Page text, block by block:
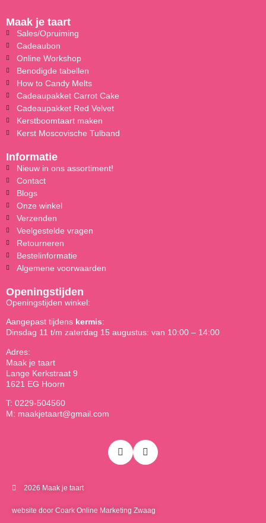
Maak je taart
Sales/Opruiming
Cadeaubon
Online Workshop
Benodigde tabellen
How to Candy Melts
Cadeaupakket Carrot Cake
Cadeaupakket Red Velvet
Kerstboomtaart maken
Kerst Moscovische Tulband
Informatie
Nieuw in ons assortiment!
Contact
Blogs
Onze winkel
Verzenden
Veelgestelde vragen
Retourneren
Bestelinformatie
Algemene voorwaarden
Openingstijden
Openingstijden winkel:
Aangepast tijdens kermis:
Dinsdag 11 t/m zaterdag 15 augustus: van 10:00 – 14:00
Adres:
Maak je taart
Lange Kerkstraat 9
1621 EG Hoorn
T: 0229-504560
M: maakjetaart@gmail.com
2026 Maak je taart
website door Coark Online Marketing Zwaag